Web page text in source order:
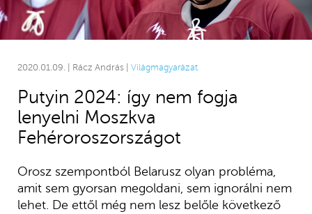
2020.01.09. | Rácz András | Világmagyarázat
Putyin 2024: így nem fogja
lenyelni Moszkva
Fehéroroszországot
Orosz szempontból Belarusz olyan probléma,
amit sem gyorsan megoldani, sem ignorálni nem
lehet. De ettől még nem lesz belőle következő